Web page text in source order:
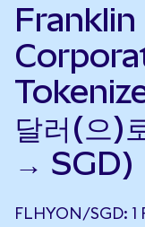
Franklin
달러(으)
→ SGD)
FLHYON/SGD: 1